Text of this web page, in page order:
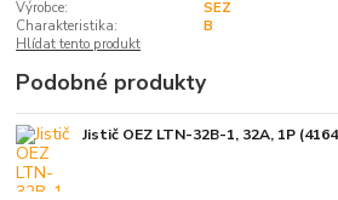
Výrobce:
SEZ
Charakteristika:
B
Hlídat tento produkt
Podobné produkty
Jistič OEZ LTN-32B-1, 32A, 1P